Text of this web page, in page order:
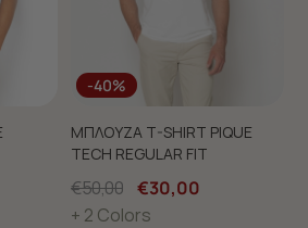
-40%
ΜΠΛΟΥΖΑ T-SHIRT PIQUE
TECH REGULAR FIT
€50,00 €30,00
+ 2 Colors